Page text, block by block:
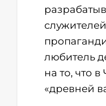
любитель
на то, что
«древней